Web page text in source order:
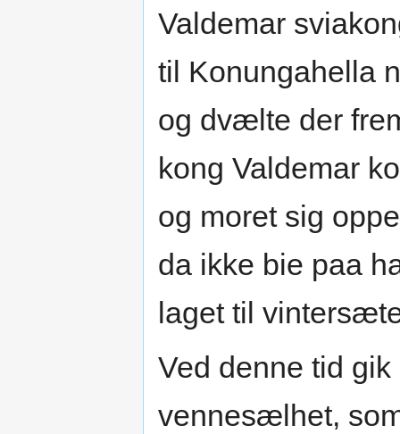
Valdemar
til Konungahella
og dvælte der
kong Valdemar
og moret sig
da ikke bie paa
laget til
Ved denne tid
vennesælhet,